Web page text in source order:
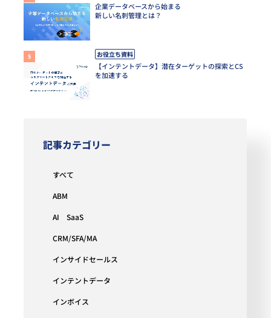
企業データベースから始まる
新しい名刺管理とは？
お役立ち資料
【インテントデータ】潜在ターゲットの探索とCS
を加速する
記事カテゴリー
すべて
ABM
AI SaaS
CRM/SFA/MA
インサイドセールス
インテントデータ
インボイス